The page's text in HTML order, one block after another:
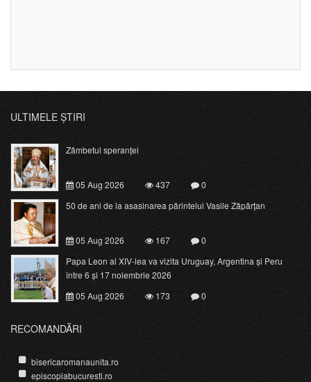
ULTIMELE ȘTIRI
Zâmbetul speranței
05 Aug 2026 437
0
50 de ani de la asasinarea părintelui Vasile Zăpârțan
05 Aug 2026 167
0
Papa Leon al XIV-lea va vizita Uruguay, Argentina și Peru
între 6 și 17 noiembrie 2026
05 Aug 2026
173 0
RECOMANDĂRI
bisericaromanaunita.ro
episcopiabucuresti.ro